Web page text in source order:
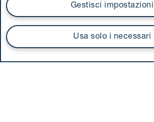
Usa solo i necessari
Gestisci impostazioni